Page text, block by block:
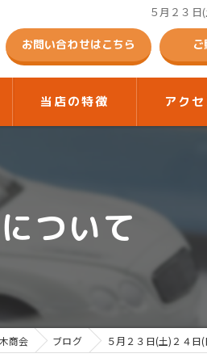
５月２３
お問い合わせはこちら
当店の特徴
仮面ライダー
ベイブレード
アクセ
ついて
商会 ブログ ５月２３日(土)２４日